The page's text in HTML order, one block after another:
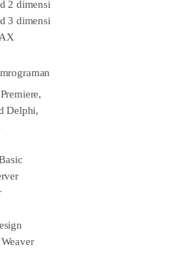
2 dimensi
3 dimensi
Delphi,